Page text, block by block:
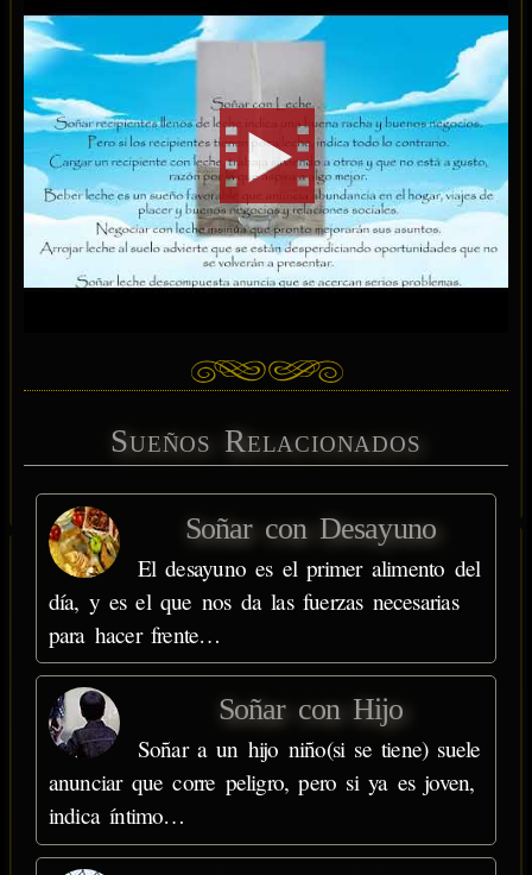
Sueños Relacionados
Soñar con Desayuno
El desayuno es el primer alimento del
día, y es el que nos da las fuerzas necesarias
para hacer frente…
Soñar con Hijo
Soñar a un hijo niño(si se tiene) suele
anunciar que corre peligro, pero si ya es joven,
indica íntimo…